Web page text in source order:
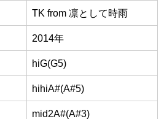
TK from 凛として時雨
2014年
hiG(G5)
hihiA#(A#5)
mid2A#(A#3)